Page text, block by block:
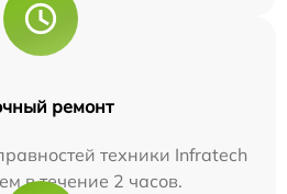
ремонт
техники Infratech
в течение 2 часов.